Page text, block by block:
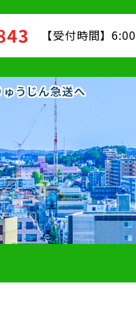
うじん急送へ
【受付時間】